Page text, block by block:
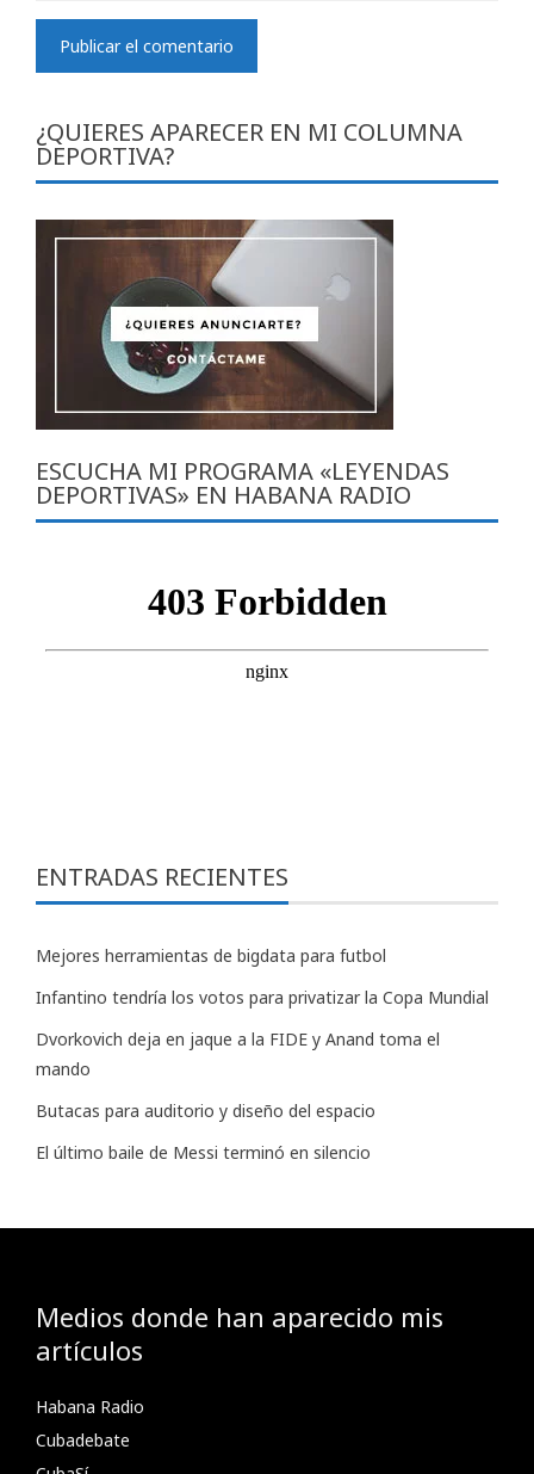
¿QUIERES APARECER EN MI COLUMNA
DEPORTIVA?
ESCUCHA MI PROGRAMA «LEYENDAS
DEPORTIVAS» EN HABANA RADIO
ENTRADAS RECIENTES
Mejores herramientas de bigdata para futbol
Infantino tendría los votos para privatizar la Copa Mundial
Dvorkovich deja en jaque a la FIDE y Anand toma el
mando
Butacas para auditorio y diseño del espacio
El último baile de Messi terminó en silencio
Medios donde han aparecido mis
artículos
Habana Radio
Cubadebate